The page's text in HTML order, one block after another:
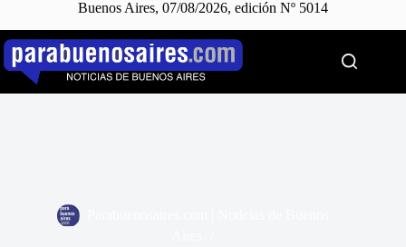
Buenos Aires, 07/08/2026, edición Nº 5014
Saltar
contenido